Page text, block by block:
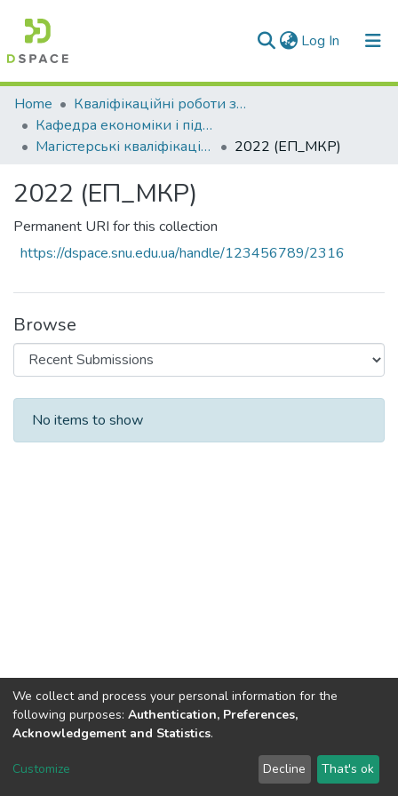
Log In (current)
Communities & Collections
All of DSpace
Home
Кваліфікаційні роботи здобувачів вищої освіти
Кафедра економіки і підприємництва (ЕП)
Магістерські кваліфікаційні роботи
2022 (ЕП_МКР)
2022 (ЕП_МКР)
Permanent URI for this collection
https://dspace.snu.edu.ua/handle/123456789/2316
Browse
Recent Submissions
No items to show
Dspace & Volodymyr Dahl East Ukrainian National University
LYRASIS
Send Feedback
We collect and process your personal information for the
following purposes: Authentication, Preferences,
Acknowledgement and Statistics.
Customize Decline That's ok